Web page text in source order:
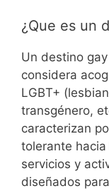
¿Que es un
Un destino
considera
LGBT+
transgénero,
caracterizan
tolerante
servicios y
diseñados